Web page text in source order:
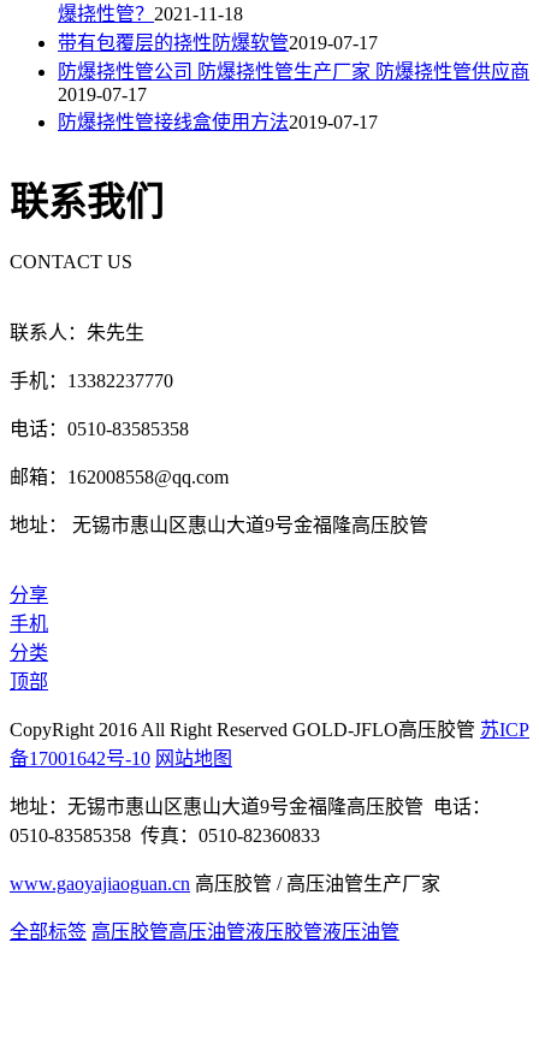
爆挠性管？ 2021-11-18
带有包覆层的挠性防爆软管2019-07-17
防爆挠性管公司 防爆挠性管生产厂家 防爆挠性管供应商
2019-07-17
防爆挠性管接线盒使用方法2019-07-17
联系我们
CONTACT US
联系人：朱先生
手机：13382237770
电话：0510-83585358
邮箱：162008558@qq.com
地址： 无锡市惠山区惠山大道9号金福隆高压胶管
分享
手机
分类
顶部
CopyRight 2016 All Right Reserved GOLD-JFLO高压胶管 苏ICP
备17001642号-10 网站地图
地址：无锡市惠山区惠山大道9号金福隆高压胶管 电话：
0510-83585358 传真：0510-82360833
www.gaoyajiaoguan.cn 高压胶管 / 高压油管生产厂家
全部标签 高压胶管高压油管液压胶管液压油管